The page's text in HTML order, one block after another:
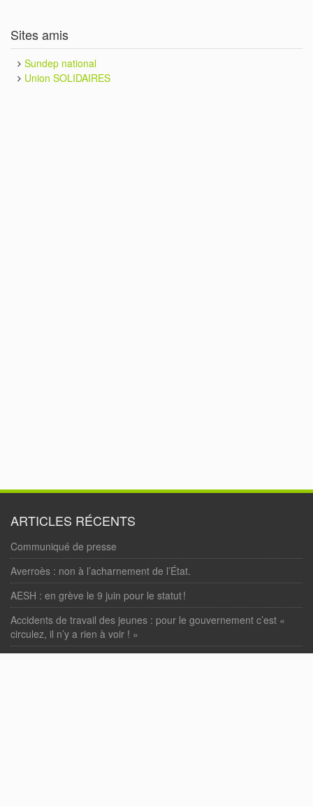
Sites amis
Sundep national
Union SOLIDAIRES
ARTICLES RÉCENTS
Communiqué de presse
Averroès : non à l’acharnement de l’État.
AESH : en grève le 9 juin pour le statut !
Accidents de travail des jeunes : pour le gouvernement c’est «
circulez, il n’y a rien à voir ! »